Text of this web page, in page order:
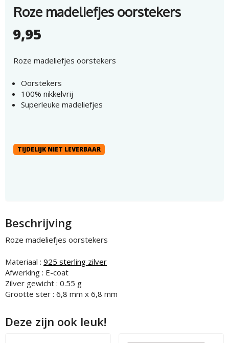
Roze madeliefjes oorstekers
9,95
Roze madeliefjes oorstekers
Oorstekers
100% nikkelvrij
Superleuke madeliefjes
TIJDELIJK NIET LEVERBAAR
Beschrijving
Roze madeliefjes oorstekers
Materiaal : 925 sterling zilver
Afwerking : E-coat
Zilver gewicht : 0.55 g
Grootte ster : 6,8 mm x 6,8 mm
Deze zijn ook leuk!